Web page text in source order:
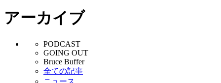
アーカイブ
PODCAST
GOING OUT
Bruce Buffer
全ての記事
ニュース